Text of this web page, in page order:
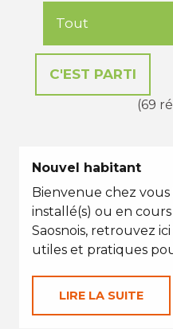
(69
Nouvel habitant
Bienvenue chez
installé(s) ou en
Saosnois, retrouvez
utiles et pratiques
LIRE LA SUITE